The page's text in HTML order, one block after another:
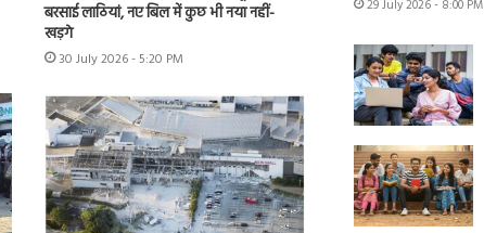
बरसाई लाठियां, नए बिल में कुछ भी नया नहीं-
खड़गे
30 July 2026 - 5:20 PM
29 July 2026 - 8:00 PM